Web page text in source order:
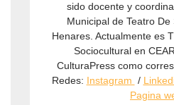
sido docente y
Municipal de Teatro
Henares. Actualmente es
Sociocultural en
CulturaPress como
Redes: Instagram /
Pagina